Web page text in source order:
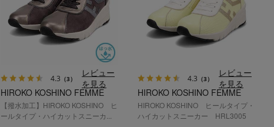
4.3 （3）
レビュー
を見る
HIROKO KOSHINO FEMME
【撥水加工】HIROKO KOSHINO ヒ
ールタイプ・ハイカットスニーカ...
4.3 （3）
レビュー
を見る
HIROKO KOSHINO FEMME
HIROKO KOSHINO ヒールタイプ・
ハイカットスニーカー HRL3005